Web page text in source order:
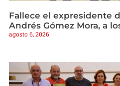
Fallece el expresidente
Andrés Gómez Mora, a
agosto 6, 2026